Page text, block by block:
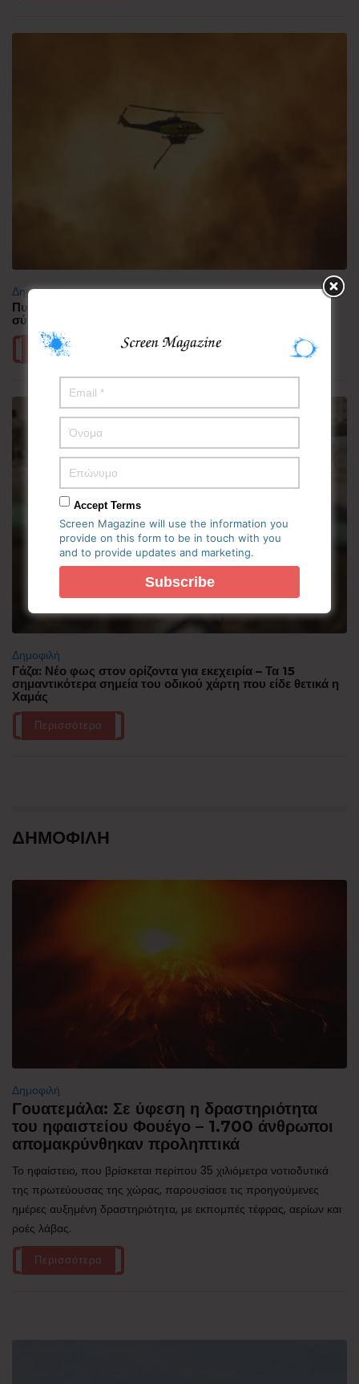
Δημοφιλή
Πυρκαγιά στη Δυτική Αττική – Ερευνώνται τα αίτια της
σύγκρουσης των δύο ελικοπτέρων
Περισσότερα
Δημοφιλή
Γάζα: Νέο φως στον ορίζοντα για εκεχειρία – Τα 15
σημαντικότερα σημεία του οδικού χάρτη που είδε θετικά η
Χαμάς
Περισσότερα
ΔΗΜΟΦΙΛΗ
Δημοφιλή
Γουατεμάλα: Σε ύφεση η δραστηριότητα
του ηφαιστείου Φουέγο – 1.700 άνθρωποι
απομακρύνθηκαν προληπτικά
Το ηφαίστειο, που βρίσκεται περίπου 35 χιλιόμετρα νοτιοδυτικά
της πρωτεύουσας της χώρας, παρουσίασε τις προηγούμενες
ημέρες αυξημένη δραστηριότητα, με εκπομπές τέφρας, αερίων και
ροές λάβας.
Περισσότερα
Accept Terms
Screen Magazine will use the information you
provide on this form to be in touch with you
and to provide updates and marketing.